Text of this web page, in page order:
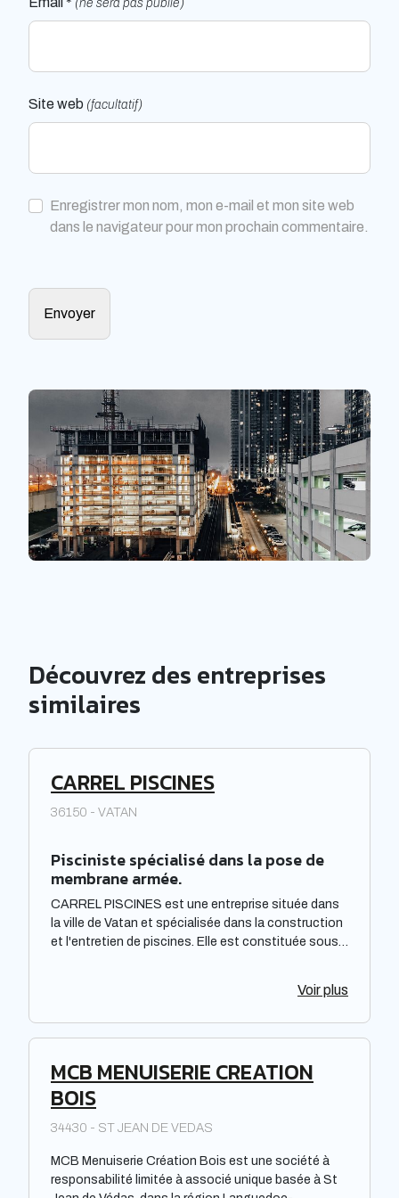
(ne sera pas publié)
Site web (facultatif)
Enregistrer mon nom, mon e-mail et mon site web
dans le navigateur pour mon prochain commentaire.
Découvrez des entreprises
similaires
CARREL PISCINES
36150 - VATAN
Pisciniste spécialisé dans la pose de
membrane armée.
CARREL PISCINES est une entreprise située dans
la ville de Vatan et spécialisée dans la construction
et l'entretien de piscines. Elle est constituée sous
elle offre des prestations de qualité pour répondre
disposition de ses clients un savoir-faire et une
Voir plus
MCB MENUISERIE CREATION
BOIS
34430 - ST JEAN DE VEDAS
MCB Menuiserie Création Bois est une société à
responsabilité limitée à associé unique basée à St